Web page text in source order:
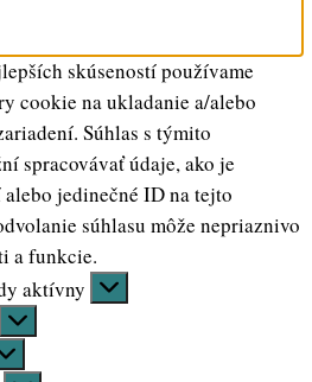
skúseností používame
cookie na ukladanie a/alebo
Súhlas s týmito
spracovávať údaje, ako je
jedinečné ID na tejto
súhlasu môže nepriaznivo
a funkcie.
aktívny